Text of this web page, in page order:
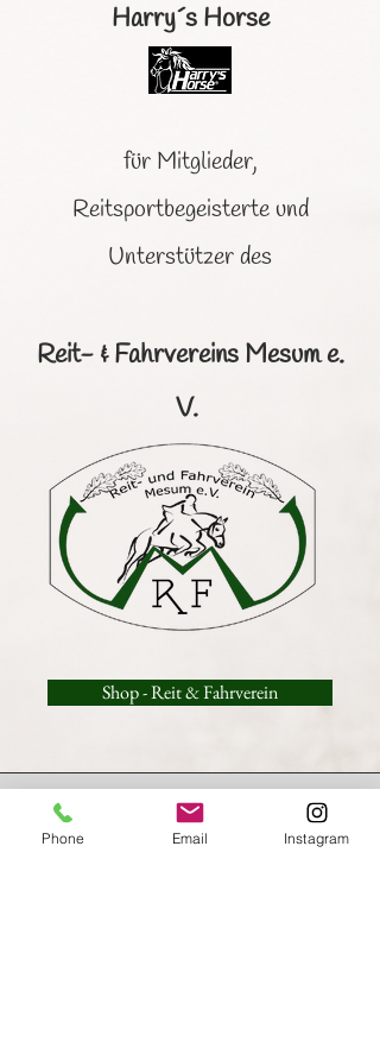
Harry´s Horse
für Mitglieder,
Reitsportbegeisterte und
Unterstützer des
Reit- & Fahrvereins Mesum e.
V.
Shop - Reit & Fahrverein
Brauchst du Hilfe?
kontaktiere uns und lass dich kostenlos beraten.
Phone Email Instagram